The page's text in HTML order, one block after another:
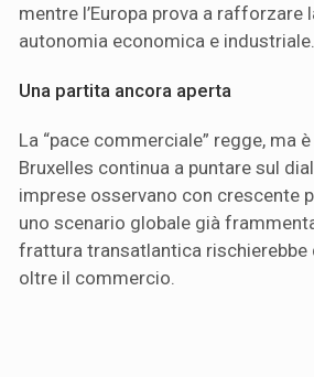
mentre l’Europa prova a rafforzare
autonomia economica e industriale.
Una partita ancora aperta
La “pace commerciale” regge, ma è
Bruxelles continua a puntare sul
imprese osservano con crescente
uno scenario globale già
frattura transatlantica rischierebbe
oltre il commercio.